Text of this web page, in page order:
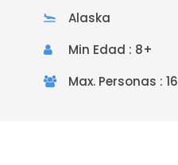
Alaska
Min Edad : 8+
Max. Personas : 16